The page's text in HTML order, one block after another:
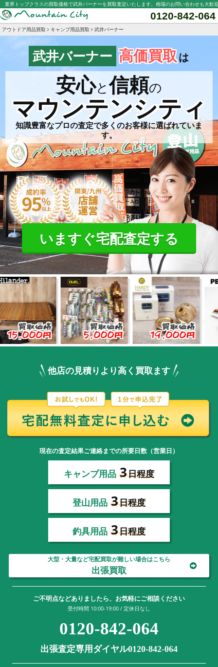
業界トップクラスの買取価格で武井バーナーを買取査定いたします。相場のお問い合わせも大歓
0120-842-064
アウトドア用品買取 キャンプ用品買取 武井バーナー
武井バーナー 高価買取は
安心と信頼の
マウンテンシティ
知識豊富なプロの査定で多くのお客様に選ばれていま
す。
いますぐ宅配査定する
価格
円
買取価格
5,000円
買取価格
19,000円
買
3,000
他店の見積りより高く買取ます
現在の査定結果ご連絡までの所要日数（営業日）
キャンプ用品 3日程度
登山用品 3日程度
釣具用品 3日程度
大型・大量など宅配買取が難しい場合はこちら
出張買取
ご不明点などありましたら、お気軽にご相談ください
受付時間 10:00-19:00 / 定休日なし
0120-842-064
出張査定専用ダイヤル0120-842-064